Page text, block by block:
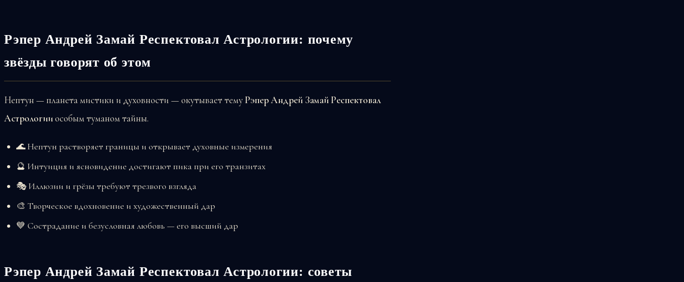
Рэпер Андрей Замай Респектовал Астрологии: почему
звёзды говорят об этом
Нептун — планета мистики и духовности — окутывает темуРэпер Андрей Замай Респектовал
Астрологииособым туманом тайны.
🌊 Нептун растворяет границы и открывает духовные измерения
🔮 Интуиция и ясновидение достигают пика при его транзитах
🎭 Иллюзии и грёзы требуют трезвого взгляда
🎨 Творческое вдохновение и художественный дар
💙 Сострадание и безусловная любовь — его высший дар
Рэпер Андрей Замай Респектовал Астрологии: советы